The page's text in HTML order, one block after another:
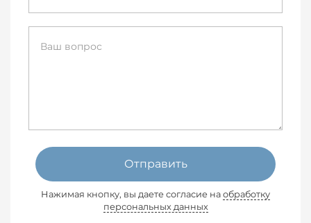
Отправить
Нажимая кнопку, вы даете согласие на обработку
персональных данных